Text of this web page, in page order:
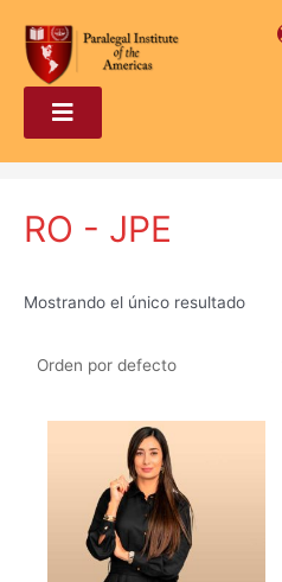
RO - JPE
Mostrando el único resultado